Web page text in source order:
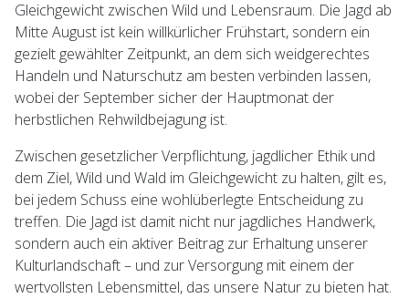
Gleichgewicht zwischen Wild und Lebensraum. Die Jagd ab
Mitte August ist kein willkürlicher Frühstart, sondern ein
gezielt gewählter Zeitpunkt, an dem sich weidgerechtes
Handeln und Naturschutz am besten verbinden lassen,
wobei der September sicher der Hauptmonat der
herbstlichen Rehwildbejagung ist.
Zwischen gesetzlicher Verpflichtung, jagdlicher Ethik und
dem Ziel, Wild und Wald im Gleichgewicht zu halten, gilt es,
bei jedem Schuss eine wohlüberlegte Entscheidung zu
treffen. Die Jagd ist damit nicht nur jagdliches Handwerk,
sondern auch ein aktiver Beitrag zur Erhaltung unserer
Kulturlandschaft – und zur Versorgung mit einem der
wertvollsten Lebensmittel, das unsere Natur zu bieten hat.